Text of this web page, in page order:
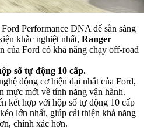
Performance DNA để sẵn sàng
khắc nghiệt nhất, Ranger
của Ford có khả năng chạy off-road
số tự động 10 cấp.
động cơ hiện đại nhất của Ford,
mực mới về tính năng vận hành.
kết hợp với hộp số tự động 10 cấp
lớn nhất, giúp cải thiện khả năng
chính xác hơn.